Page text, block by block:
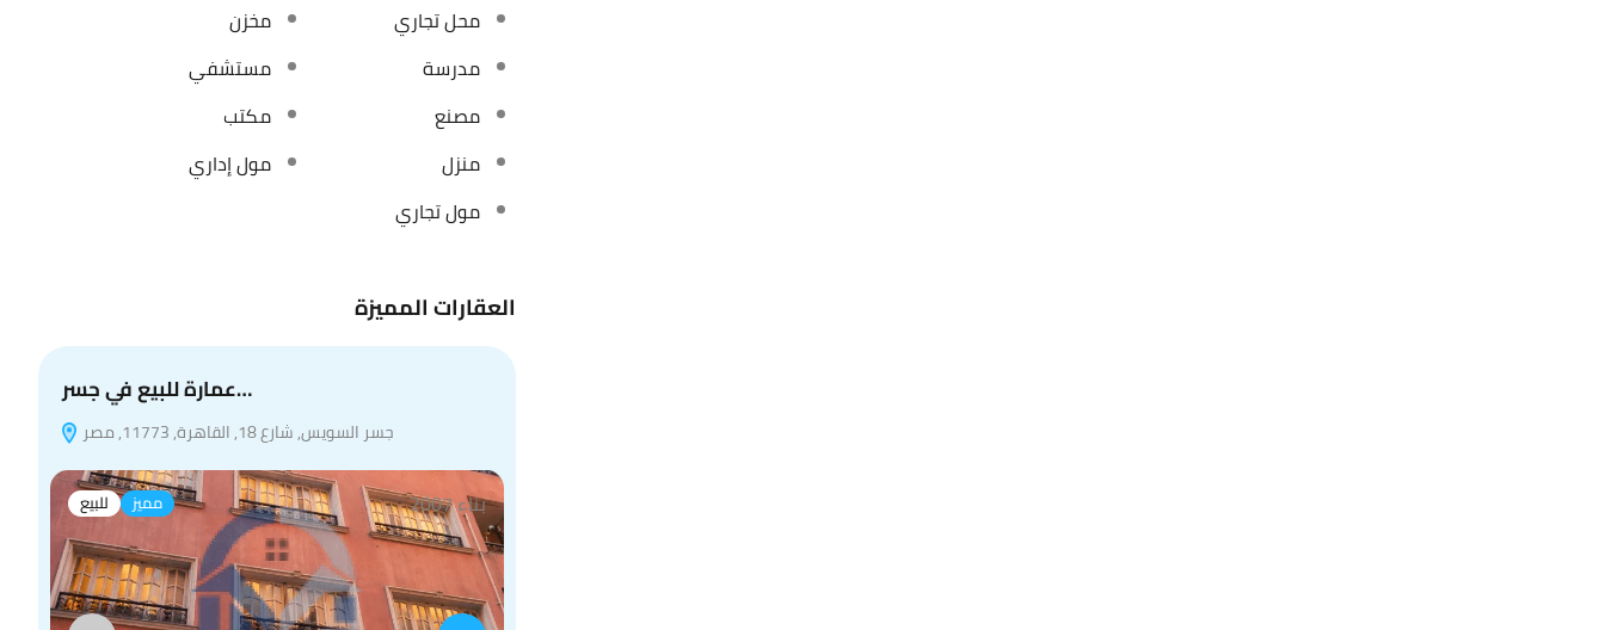
محل تجاري
مخزن
مدرسة
مستشفي
مصنع
مكتب
منزل
مول إداري
مول تجاري
العقارات المميزة
عمارة للبيع في جسر…
جسر السويس, شارع 18, القاهرة, 11773, مصر
للبيع مميز بناء 2007